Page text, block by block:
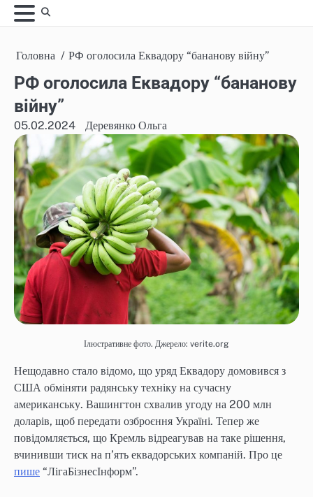
Skip
to
Головна
РФ оголосила Еквадору “бананову війну”
РФ оголосила Еквадору “бананову
війну”
05.02.2024 Деревянко Ольга
Ілюстративне фото. Джерело: verite.org
Нещодавно стало відомо, що уряд Еквадору домовився з
США обміняти радянську техніку на сучасну
американську. Вашингтон схвалив угоду на 200 млн
доларів, щоб передати озброєння Україні. Тепер же
повідомляється, що Кремль відреагував на таке рішення,
вчинивши тиск на п’ять еквадорських компаній. Про це
пише “ЛігаБізнесІнформ”.